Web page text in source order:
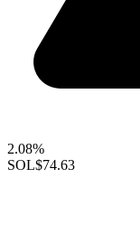
2.08%
SOL$74.63